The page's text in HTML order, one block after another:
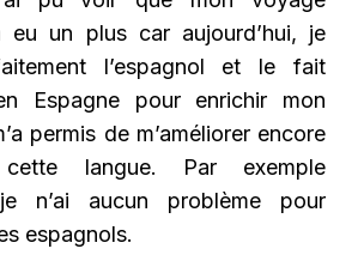
eu un plus car aujourd’hui, je
l’espagnol et le fait
Espagne pour enrichir mon
permis de m’améliorer encore
langue. Par exemple
n’ai aucun problème pour
espagnols.